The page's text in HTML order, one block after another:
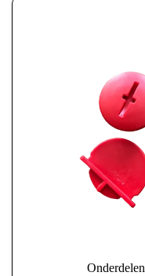
Onderdelen